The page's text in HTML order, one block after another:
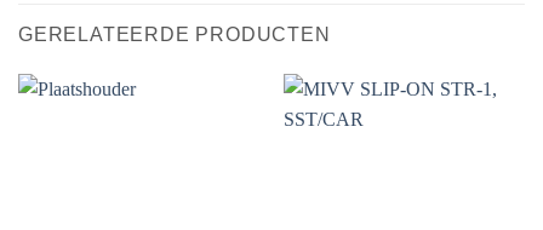
GERELATEERDE PRODUCTEN